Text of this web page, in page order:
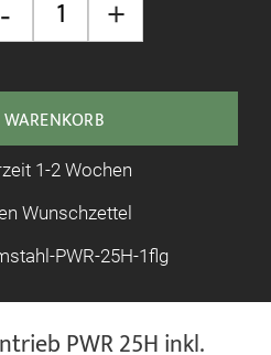
PWR 25H inkl.
- +
1-2 Wochen
Wunschzettel
PWR-25H-1flg